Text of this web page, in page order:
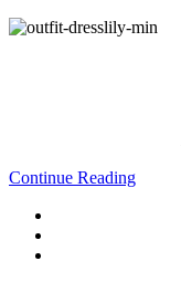
Continue Reading